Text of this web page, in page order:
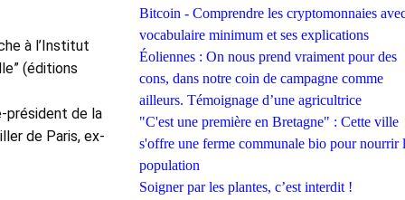
à l’Institut
(éditions
président de la
de Paris, ex-
Bitcoin - Comprendre les cryptomonnaies
vocabulaire minimum et ses explications
Éoliennes : On nous prend vraiment pour des
cons, dans notre coin de campagne comme
ailleurs. Témoignage d’une agricultrice
"C'est une première en Bretagne" : Cette ville
s'offre une ferme communale bio pour nourrir
population
Soigner par les plantes, c’est interdit !